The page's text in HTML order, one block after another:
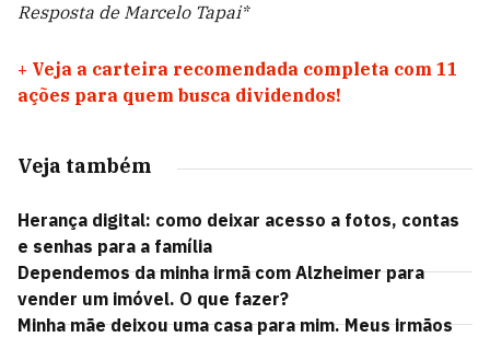
Resposta de Marcelo Tapai*
+ Veja a carteira recomendada completa com 11
ações para quem busca dividendos!
Veja também
Herança digital: como deixar acesso a fotos, contas
e senhas para a família
Dependemos da minha irmã com Alzheimer para
vender um imóvel. O que fazer?
Minha mãe deixou uma casa para mim. Meus irmãos